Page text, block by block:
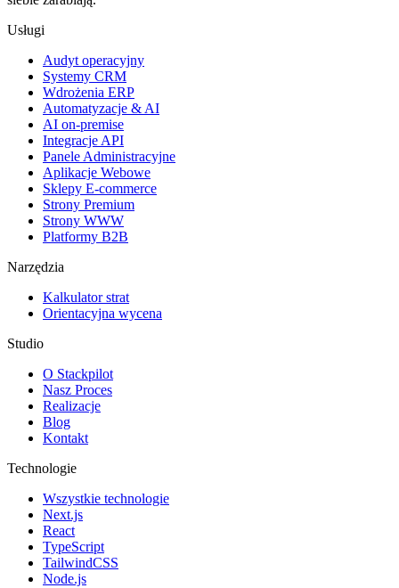
Usługi
Audyt operacyjny
Systemy CRM
Wdrożenia ERP
Automatyzacje & AI
AI on-premise
Integracje API
Panele Administracyjne
Aplikacje Webowe
Sklepy E-commerce
Strony Premium
Strony WWW
Platformy B2B
Narzędzia
Kalkulator strat
Orientacyjna wycena
Studio
O Stackpilot
Nasz Proces
Realizacje
Blog
Kontakt
Technologie
Wszystkie technologie
Next.js
React
TypeScript
TailwindCSS
Node.js